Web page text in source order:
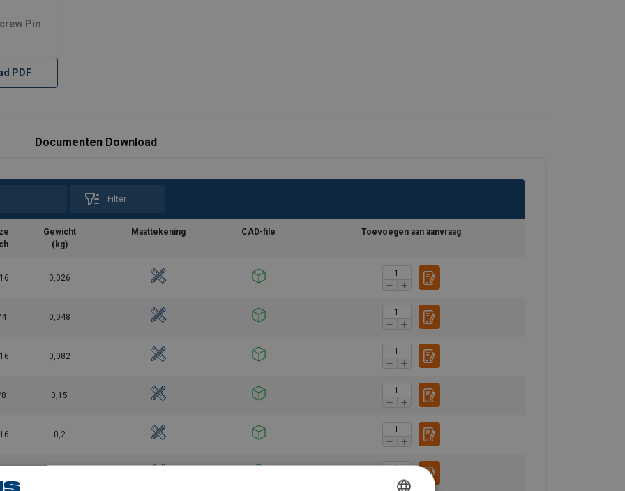
Pin
PDF
Documenten Download
Filter
Gewicht
(kg)
Maattekening CAD-file Toevoegen aan aanvraag
0,026
0,048
0,082
0,15
0,2